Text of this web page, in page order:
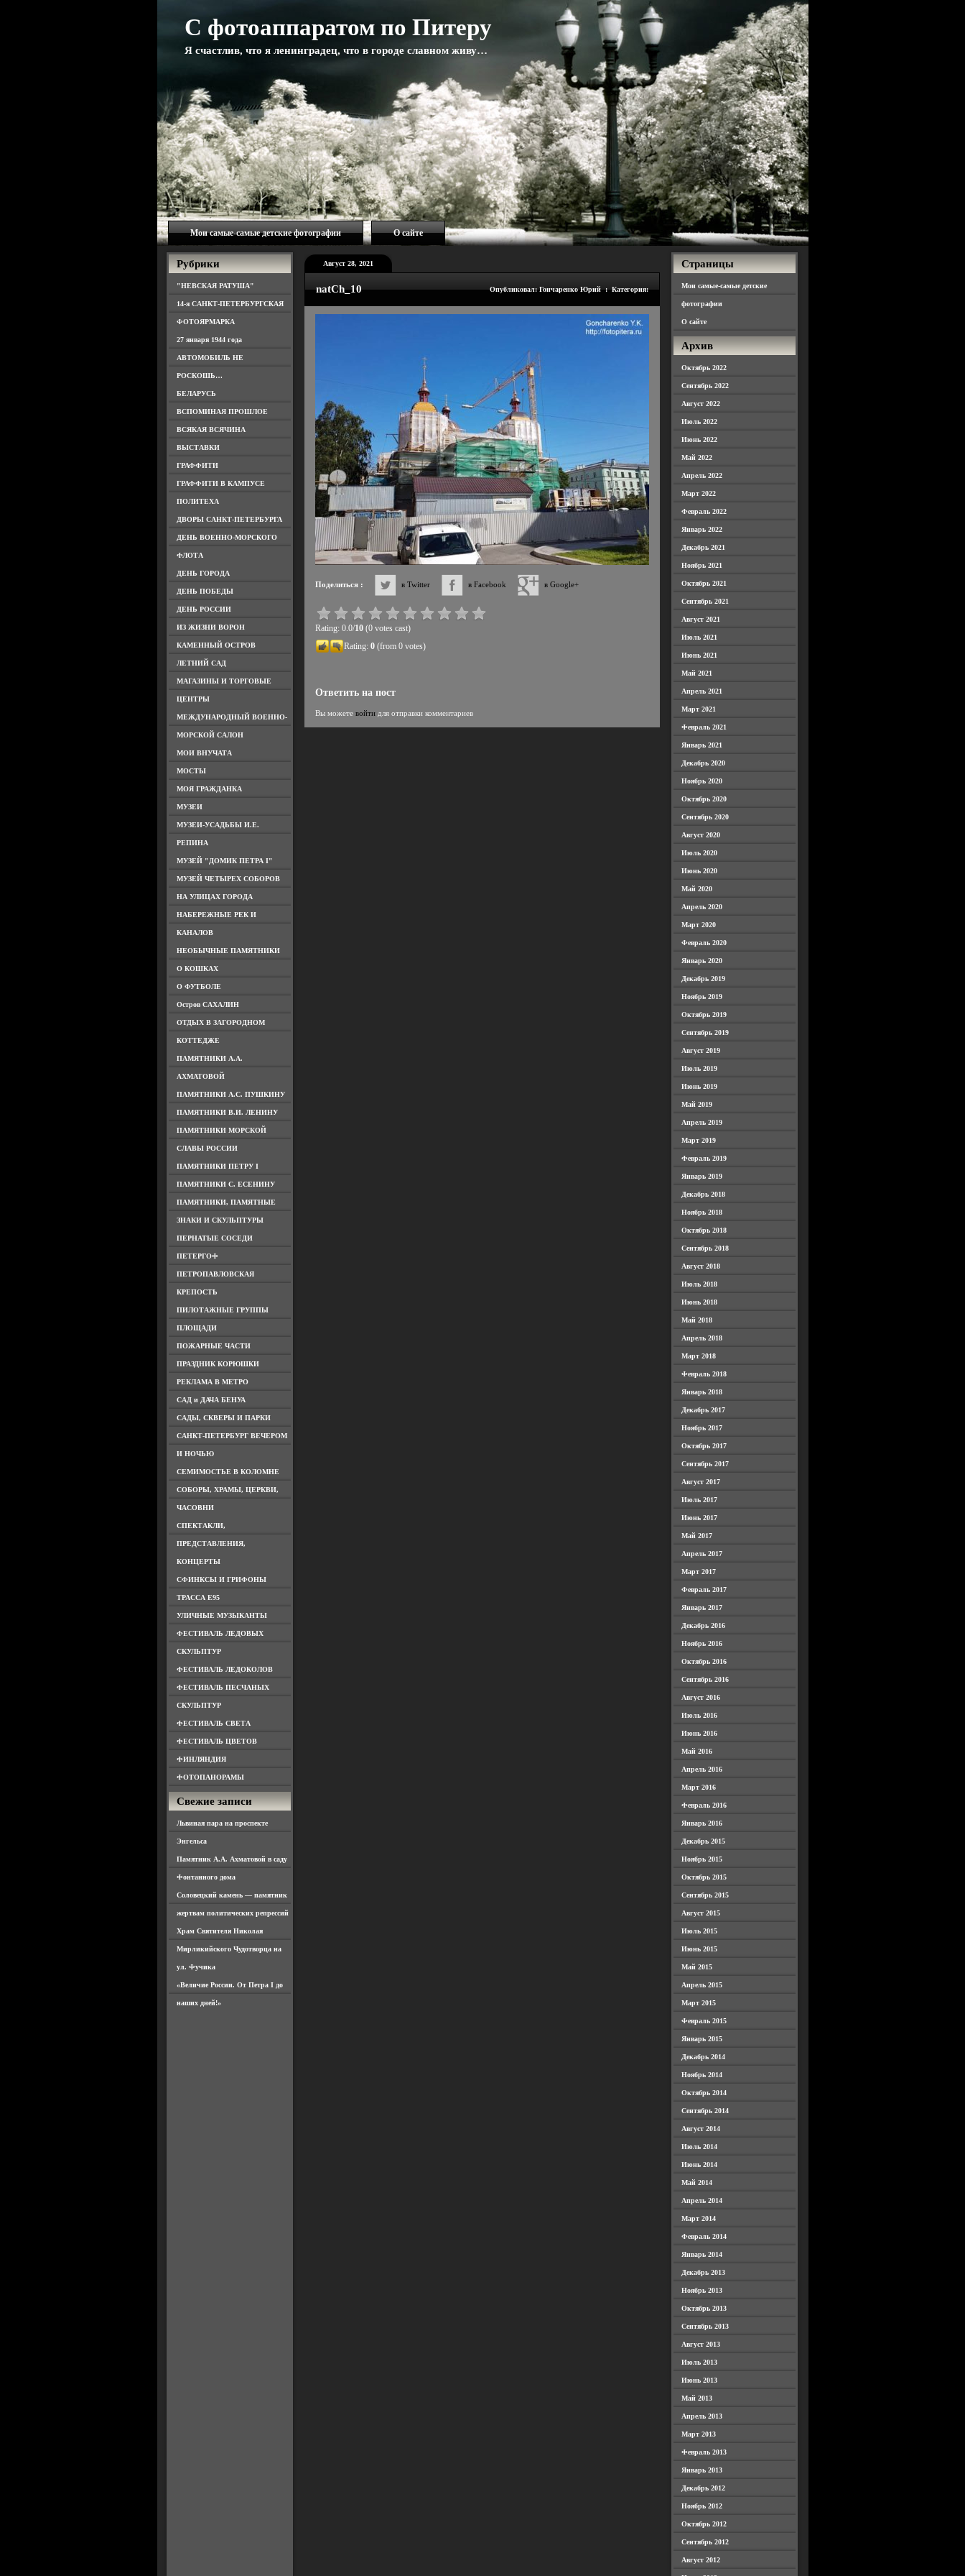
С фотоаппаратом по Питеру
Я счастлив, что я ленинградец, что в городе славном живу…
Мои самые-самые детские фотографии О сайте
Рубрики
"НЕВСКАЯ РАТУША"
14-я САНКТ-ПЕТЕРБУРГСКАЯ
ФОТОЯРМАРКА
27 января 1944 года
АВТОМОБИЛЬ НЕ
РОСКОШЬ…
БЕЛАРУСЬ
ВСПОМИНАЯ ПРОШЛОЕ
ВСЯКАЯ ВСЯЧИНА
ВЫСТАВКИ
ГРАФФИТИ
ГРАФФИТИ В КАМПУСЕ
ПОЛИТЕХА
ДВОРЫ САНКТ-ПЕТЕРБУРГА
ДЕНЬ ВОЕННО-МОРСКОГО
ФЛОТА
ДЕНЬ ГОРОДА
ДЕНЬ ПОБЕДЫ
ДЕНЬ РОССИИ
ИЗ ЖИЗНИ ВОРОН
КАМЕННЫЙ ОСТРОВ
ЛЕТНИЙ САД
МАГАЗИНЫ И ТОРГОВЫЕ
ЦЕНТРЫ
МЕЖДУНАРОДНЫЙ ВОЕННО-
МОРСКОЙ САЛОН
МОИ ВНУЧАТА
МОСТЫ
МОЯ ГРАЖДАНКА
МУЗЕИ
МУЗЕИ-УСАДЬБЫ И.Е.
РЕПИНА
МУЗЕЙ "ДОМИК ПЕТРА I"
МУЗЕЙ ЧЕТЫРЕХ СОБОРОВ
НА УЛИЦАХ ГОРОДА
НАБЕРЕЖНЫЕ РЕК И
КАНАЛОВ
НЕОБЫЧНЫЕ ПАМЯТНИКИ
О КОШКАХ
О ФУТБОЛЕ
Остров САХАЛИН
ОТДЫХ В ЗАГОРОДНОМ
КОТТЕДЖЕ
ПАМЯТНИКИ А.А.
АХМАТОВОЙ
ПАМЯТНИКИ А.С. ПУШКИНУ
ПАМЯТНИКИ В.И. ЛЕНИНУ
ПАМЯТНИКИ МОРСКОЙ
СЛАВЫ РОССИИ
ПАМЯТНИКИ ПЕТРУ I
ПАМЯТНИКИ С. ЕСЕНИНУ
ПАМЯТНИКИ, ПАМЯТНЫЕ
ЗНАКИ И СКУЛЬПТУРЫ
ПЕРНАТЫЕ СОСЕДИ
ПЕТЕРГОФ
ПЕТРОПАВЛОВСКАЯ
КРЕПОСТЬ
ПИЛОТАЖНЫЕ ГРУППЫ
ПЛОЩАДИ
ПОЖАРНЫЕ ЧАСТИ
ПРАЗДНИК КОРЮШКИ
РЕКЛАМА В МЕТРО
САД и ДАЧА БЕНУА
САДЫ, СКВЕРЫ И ПАРКИ
САНКТ-ПЕТЕРБУРГ ВЕЧЕРОМ
И НОЧЬЮ
СЕМИМОСТЬЕ В КОЛОМНЕ
СОБОРЫ, ХРАМЫ, ЦЕРКВИ,
ЧАСОВНИ
СПЕКТАКЛИ,
ПРЕДСТАВЛЕНИЯ,
КОНЦЕРТЫ
СФИНКСЫ И ГРИФОНЫ
ТРАССА Е95
УЛИЧНЫЕ МУЗЫКАНТЫ
ФЕСТИВАЛЬ ЛЕДОВЫХ
СКУЛЬПТУР
ФЕСТИВАЛЬ ЛЕДОКОЛОВ
ФЕСТИВАЛЬ ПЕСЧАНЫХ
СКУЛЬПТУР
ФЕСТИВАЛЬ СВЕТА
ФЕСТИВАЛЬ ЦВЕТОВ
ФИНЛЯНДИЯ
ФОТОПАНОРАМЫ
Свежие записи
Львиная пара на проспекте
Энгельса
Памятник А.А. Ахматовой в саду
Фонтанного дома
Соловецкий камень — памятник
жертвам политических репрессий
Храм Святителя Николая
Мирликийского Чудотворца на
ул. Фучика
«Величие России. От Петра I до
наших дней!»
Август 28, 2021
natCh_10 Опубликовал: Гончаренко Юрий : Категория:
Поделиться : в Twitter в Facebook в Google+
Rating: 0.0/10(0 votes cast)
Rating: 0(from 0 votes)
Ответить на пост
Вы можете войтидля отправки комментариев
Страницы
Мои самые-самые детские
фотографии
О сайте
Архив
Октябрь 2022
Сентябрь 2022
Август 2022
Июль 2022
Июнь 2022
Май 2022
Апрель 2022
Март 2022
Февраль 2022
Январь 2022
Декабрь 2021
Ноябрь 2021
Октябрь 2021
Сентябрь 2021
Август 2021
Июль 2021
Июнь 2021
Май 2021
Апрель 2021
Март 2021
Февраль 2021
Январь 2021
Декабрь 2020
Ноябрь 2020
Октябрь 2020
Сентябрь 2020
Август 2020
Июль 2020
Июнь 2020
Май 2020
Апрель 2020
Март 2020
Февраль 2020
Январь 2020
Декабрь 2019
Ноябрь 2019
Октябрь 2019
Сентябрь 2019
Август 2019
Июль 2019
Июнь 2019
Май 2019
Апрель 2019
Март 2019
Февраль 2019
Январь 2019
Декабрь 2018
Ноябрь 2018
Октябрь 2018
Сентябрь 2018
Август 2018
Июль 2018
Июнь 2018
Май 2018
Апрель 2018
Март 2018
Февраль 2018
Январь 2018
Декабрь 2017
Ноябрь 2017
Октябрь 2017
Сентябрь 2017
Август 2017
Июль 2017
Июнь 2017
Май 2017
Апрель 2017
Март 2017
Февраль 2017
Январь 2017
Декабрь 2016
Ноябрь 2016
Октябрь 2016
Сентябрь 2016
Август 2016
Июль 2016
Июнь 2016
Май 2016
Апрель 2016
Март 2016
Февраль 2016
Январь 2016
Декабрь 2015
Ноябрь 2015
Октябрь 2015
Сентябрь 2015
Август 2015
Июль 2015
Июнь 2015
Май 2015
Апрель 2015
Март 2015
Февраль 2015
Январь 2015
Декабрь 2014
Ноябрь 2014
Октябрь 2014
Сентябрь 2014
Август 2014
Июль 2014
Июнь 2014
Май 2014
Апрель 2014
Март 2014
Февраль 2014
Январь 2014
Декабрь 2013
Ноябрь 2013
Октябрь 2013
Сентябрь 2013
Август 2013
Июль 2013
Июнь 2013
Май 2013
Апрель 2013
Март 2013
Февраль 2013
Январь 2013
Декабрь 2012
Ноябрь 2012
Октябрь 2012
Сентябрь 2012
Август 2012